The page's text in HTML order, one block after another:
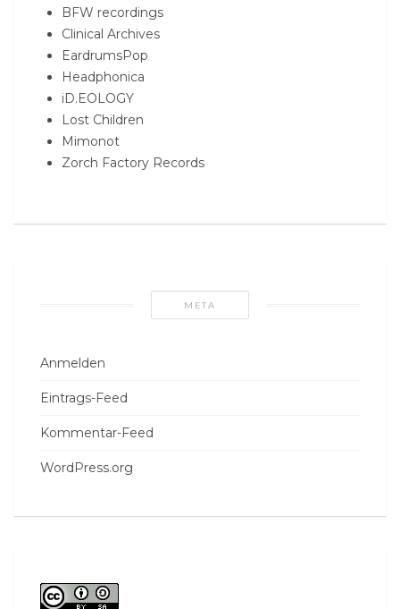
BFW recordings
Clinical Archives
EardrumsPop
Headphonica
iD.EOLOGY
Lost Children
Mimonot
Zorch Factory Records
META
Anmelden
Eintrags-Feed
Kommentar-Feed
WordPress.org